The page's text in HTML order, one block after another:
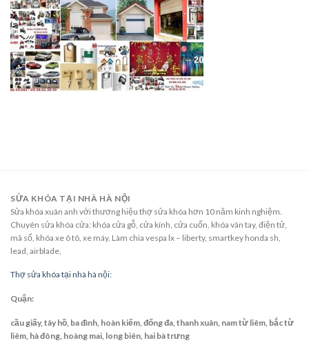
SỬA KHÓA TẠI NHÀ HÀ NỘI
Sửa khóa xuân anh với thương hiệu thợ sửa khóa hơn 10 năm kinh nghiệm.
Chuyên sửa khóa cửa: khóa cửa gỗ, cửa kính, cửa cuốn, khóa vân tay, điện tử,
mã số, khóa xe ô tô, xe máy. Làm chìa vespa lx – liberty, smartkey honda sh,
lead, airblade,
Thợ sửa khóa tại nhà hà nội:
Quận:
cầu giấy, tây hồ, ba đình, hoàn kiếm, đống đa, thanh xuân, nam từ liêm, bắc từ
liêm, hà đông, hoàng mai, long biên, hai bà trưng